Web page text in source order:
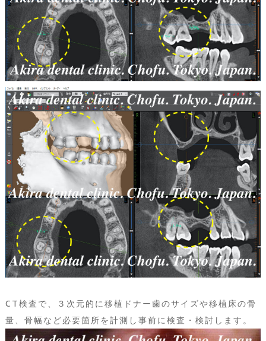
CT検査で、３次元的に移植ドナー歯のサイズや移植床の骨
量、骨幅など必要箇所を計測し事前に検査・検討します。